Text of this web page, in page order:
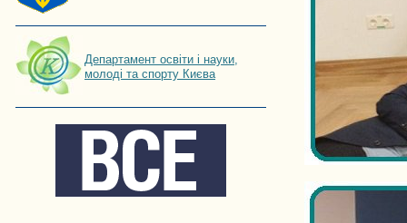
Департамент освіти і науки,
молоді та спорту Києва